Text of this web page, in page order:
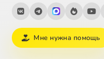
Мне нужна помощь